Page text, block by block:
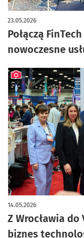
Połączą
nowoczesne
23.05.2026
Z Wrocławia
biznes
14.05.2026
artykuł z galerią zdjęć